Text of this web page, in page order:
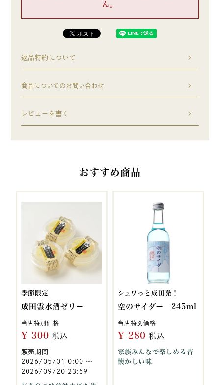
ん。
返品特約について
商品についてのお問い合わせ
レビューを書く
おすすめ商品
季節限定
成田霊水酒ゼリー
当店特別価格
¥ 300 税込
販売期間
2026/05/01 0:00 〜
2026/09/20 23:59
シュワっと成田発！
空のサイダー 245ml
当店特別価格
¥ 280 税込
家族みんなで楽しめる昔
懐かしい味